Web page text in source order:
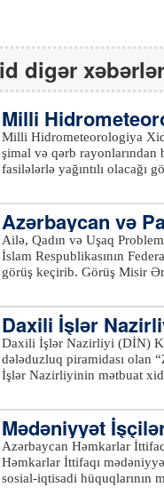
digər xəbərlər
Milli
lı olacağı
Milli Hidrometeorologiya
şimal və qərb rayonlarından
fasilələrlə yağıntılı olacağı
Yağıntılarla əlaqədar
keçəcəyi istisna
Azərbaycan və
müzakirə edilib
Ailə, Qadın və Uşaq
İslam Respublikasının
görüş keçirib. Görüş Misir
qorunması və təşviqinə
Qadın və Uşaq Problemləri
Muradova Azərbaycan ilə
münasibətlərinin müxtəlif
istiqamətlərində uğurla
genişləndirilməsinin və
qarşılıqlı əlaqələrin
aparıblar.xeber100.com
Daxili İşlər
at keçirib
Daxili İşlər Nazirliyi (DİN)
dələduzluq piramidası olan
İşlər Nazirliyinin mətbuat
Əli Qarazadə, 35 yaşlı
saxlanılıblar.
şəbəkələrində yaratdıqları
kriptovalyuta formasında
yalan vədlər veriblər.
cəlb etmək məqsədilə
Mədəniyyət
yət yolunda
Azərbaycan Həmkarlar
Həmkarlar İttifaqı
sosial-iqtisadi